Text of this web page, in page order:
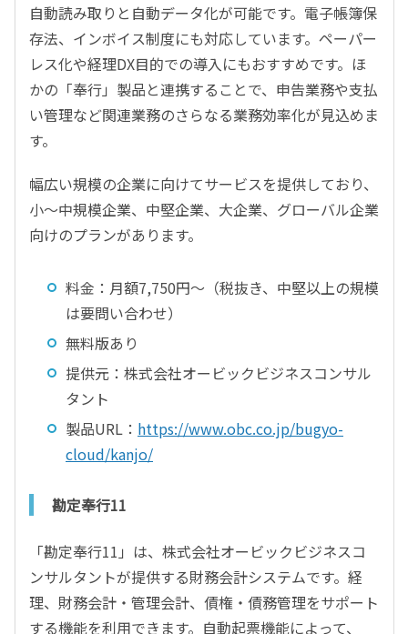
自動読み取りと自動データ化が可能です。電子帳簿保
存法、インボイス制度にも対応しています。ペーパー
レス化や経理DX目的での導入にもおすすめです。ほ
かの「奉行」製品と連携することで、申告業務や支払
い管理など関連業務のさらなる業務効率化が見込めま
す。
幅広い規模の企業に向けてサービスを提供しており、
小～中規模企業、中堅企業、大企業、グローバル企業
向けのプランがあります。
料金：月額7,750円～（税抜き、中堅以上の規模
は要問い合わせ）
無料版あり
提供元：株式会社オービックビジネスコンサル
タント
製品URL： https://www.obc.co.jp/bugyo-
cloud/kanjo/
勘定奉行11
「勘定奉行11」は、株式会社オービックビジネスコ
ンサルタントが提供する財務会計システムです。経
理、財務会計・管理会計、債権・債務管理をサポート
する機能を利用できます。自動起票機能によって、